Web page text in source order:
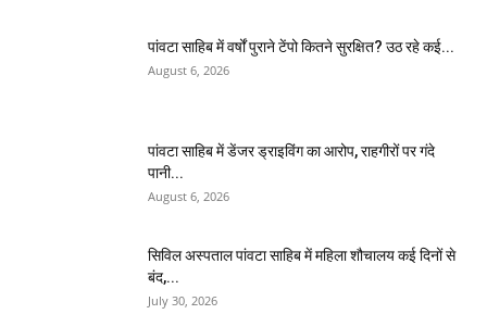
पांवटा साहिब में वर्षों पुराने टेंपो कितने सुरक्षित? उठ रहे कई...
August 6, 2026
पांवटा साहिब में डेंजर ड्राइविंग का आरोप, राहगीरों पर गंदे
पानी...
August 6, 2026
सिविल अस्पताल पांवटा साहिब में महिला शौचालय कई दिनों से
बंद,...
July 30, 2026